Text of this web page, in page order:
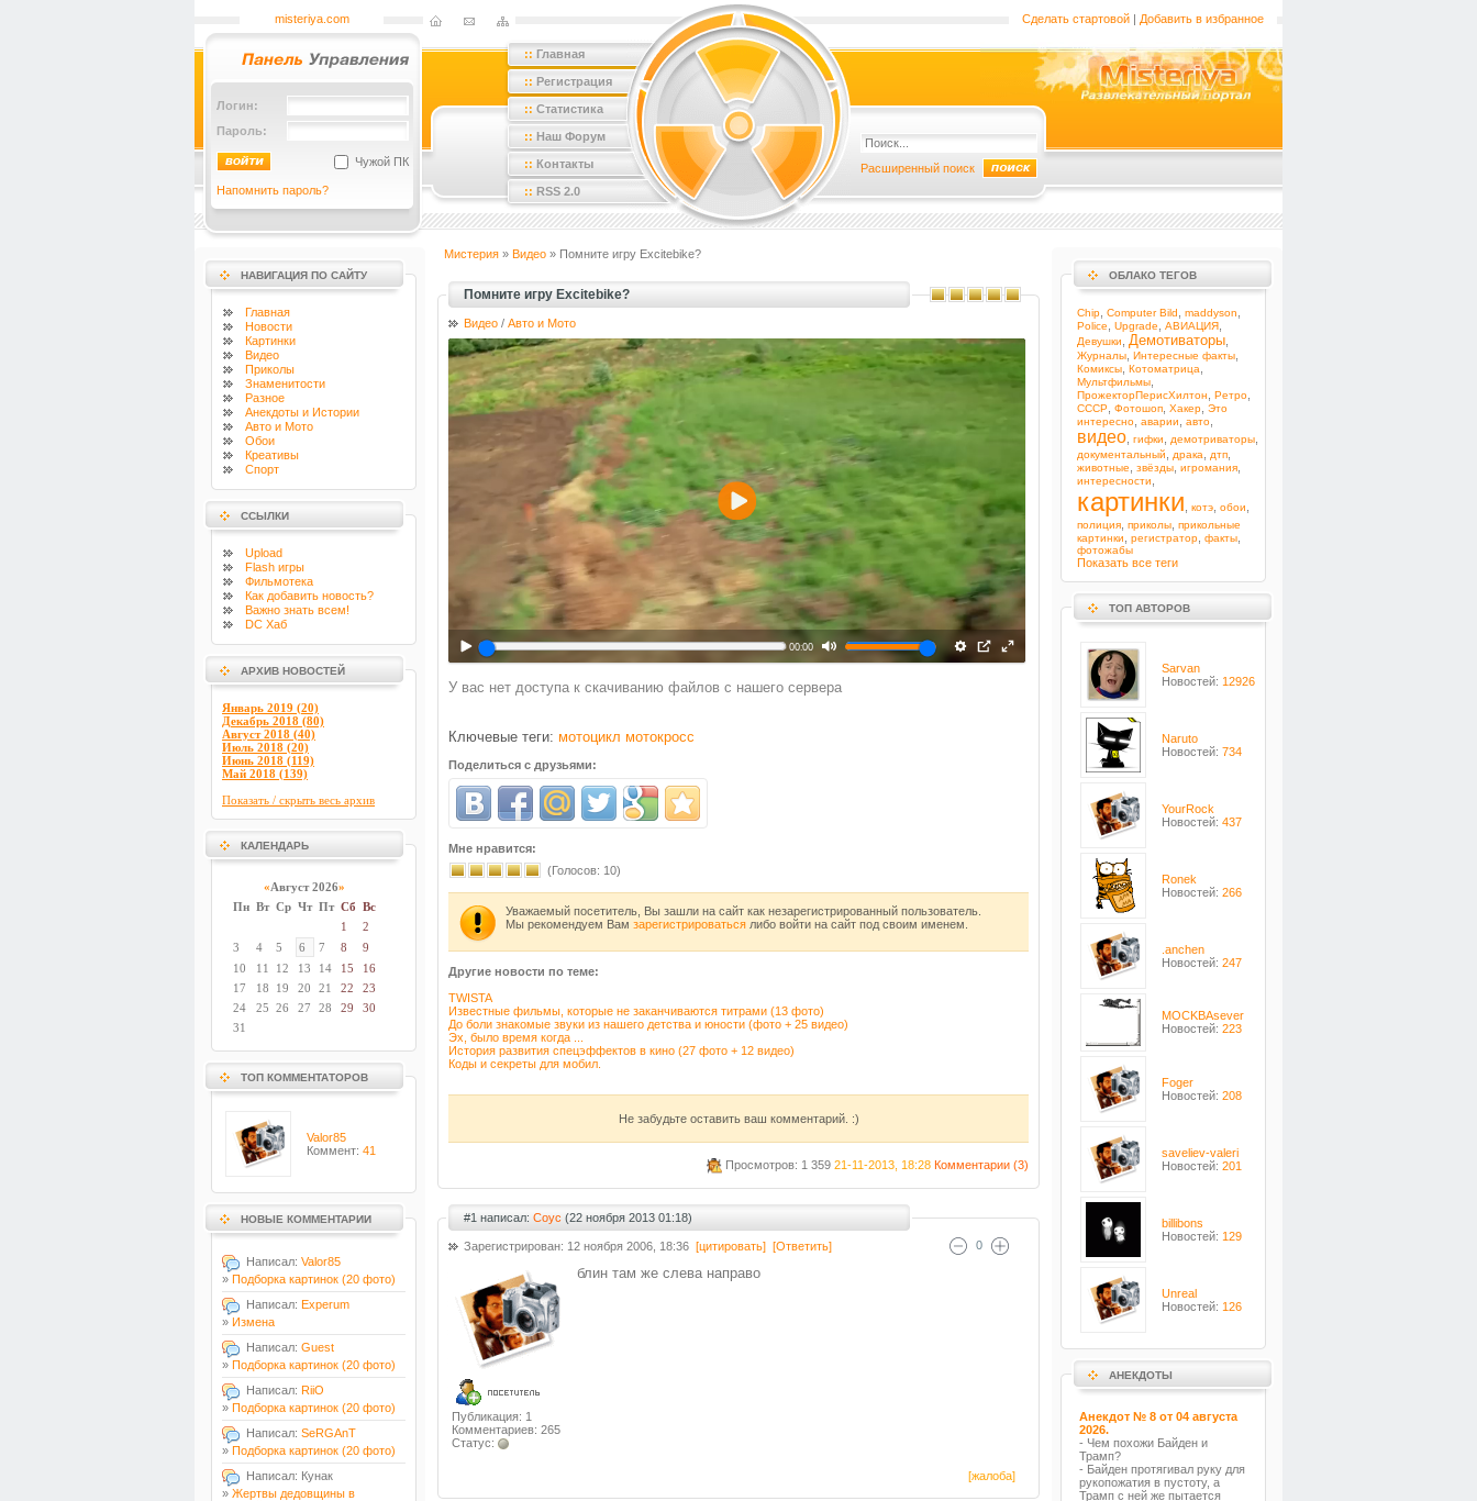
misteriya.com Сделать стартовой | Добавить в избранное
Логин:
Пароль:
Чужой ПК
Напомнить пароль?
:: Главная
:: Регистрация
:: Статистика
:: Наш Форум
:: Контакты
:: RSS 2.0
Расширенный поиск
НАВИГАЦИЯ ПО САЙТУ
Главная
Новости
Картинки
Видео
Приколы
Знаменитости
Разное
Анекдоты и Истории
Авто и Мото
Обои
Креативы
Спорт
ССЫЛКИ
Upload
Flash игры
Фильмотека
Как добавить новость?
Важно знать всем!
DC Хаб
АРХИВ НОВОСТЕЙ
Январь 2019 (20)
Декабрь 2018 (80)
Август 2018 (40)
Июль 2018 (20)
Июнь 2018 (119)
Май 2018 (139)
Показать / скрыть весь архив
КАЛЕНДАРЬ
«Август 2026»
Пн Вт Ср Чт Пт Сб Вс
1
2
3
4 5 6 7 8
9
10
11 12 13 14 15
16
17
18 19 20 21 22
23
24
25 26 27 28 29
30
31
ТОП КОММЕНТАТОРОВ
Valor85
Коммент: 41
НОВЫЕ КОММЕНТАРИИ
Написал: Valor85
» Подборка картинок (20 фото)
Написал: Experum
» Измена
Написал: Guest
» Подборка картинок (20 фото)
Написал: RiiO
» Подборка картинок (20 фото)
Написал: SeRGAnT
» Подборка картинок (20 фото)
Написал: Кунак
» Жертвы дедовщины в
Мистерия » Видео » Помните игру Excitebike?
Помните игру Excitebike?
Видео / Авто и Мото
00:00
Воспроизвести
У вас нет доступа к скачиванию файлов с нашего сервера
Ключевые теги: мотоцикл мотокросс
Поделиться с друзьями:
Мне нравится:
(Голосов: 10)
Уважаемый посетитель, Вы зашли на сайт как незарегистрированный пользователь.
Мы рекомендуем Вам зарегистрироваться либо войти на сайт под своим именем.
Другие новости по теме:
TWISTA
Известные фильмы, которые не заканчиваются титрами (13 фото)
До боли знакомые звуки из нашего детства и юности (фото + 25 видео)
Эх, было время когда ...
История развития спецэффектов в кино (27 фото + 12 видео)
Коды и секреты для мобил.
Не забудьте оставить ваш комментарий. :)
Просмотров: 1 359 21-11-2013, 18:28 Комментарии (3)
#1 написал: Coyc (22 ноября 2013 01:18)
Зарегистрирован: 12 ноября 2006, 18:36 [цитировать] [Ответить] 0
Публикация: 1
Комментариев: 265
Статус:
блин там же слева направо
[жалоба]
ОБЛАКО ТЕГОВ
Chip Computer Bild maddyson
Police Upgrade АВИАЦИЯ
Девушки Демотиваторы
Журналы Интересные факты
Комиксы Котоматрица
Мультфильмы
ПрожекторПерисХилтон Ретро
СССР Фотошоп Хакер Это
интересно аварии авто
видео гифки демотриваторы
документальный драка дтп
животные звёзды игромания
интересности
картинки котэ обои
полиция приколы прикольные
картинки
регистратор факты
фотожабы
Показать все теги
ТОП АВТОРОВ
Sarvan
Новостей: 12926
Naruto
Новостей: 734
YourRock
Новостей: 437
Ronek
Новостей: 266
.anchen
Новостей: 247
MOCKBAsever
Новостей: 223
Foger
Новостей: 208
saveliev-valeri
Новостей: 201
billibons
Новостей: 129
Unreal
Новостей: 126
АНЕКДОТЫ
Анекдот № 8 от 04 августа
2026.
- Чем похожи Байден и
Трамп?
- Байден протягивал руку для
рукопожатия в пустоту, а
Трамп с ней же пытается